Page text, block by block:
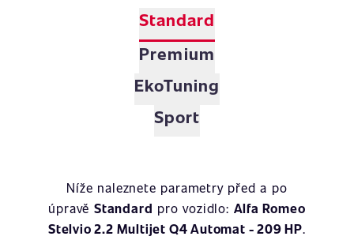
Standard
Premium
EkoTuning
Sport
Níže naleznete parametry před a po
úpravě Standard pro vozidlo: Alfa Romeo
Stelvio 2.2 Multijet Q4 Automat - 209 HP.